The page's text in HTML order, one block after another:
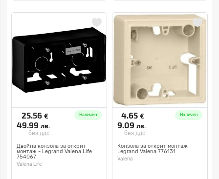
25.56 €
49.99 лв.
без ддс
Наличен
Двойна конзола за открит
монтаж - Legrand Valena Life
754067
Valena Life
4.65 €
9.09 лв.
без ддс
Наличен
Конзола за открит монтаж -
Legrand Valena 776131
Valena